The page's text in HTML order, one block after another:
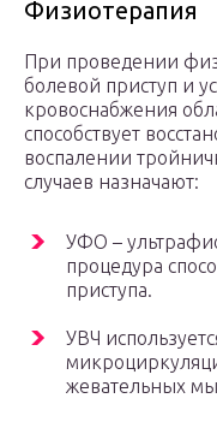
Физиотерапия
При проведении
болевой приступ и
кровоснабжения
способствует
воспалении
случаев назначают:
УФО –
процедура
приступа.
УВЧ
жевательных